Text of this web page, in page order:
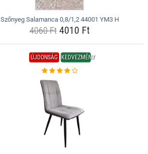
Szőnyeg Salamanca 0,8/1,2 44001 YM3 H
4060 Ft 4010 Ft
ÚJDONSÁG KEDVEZMÉNY